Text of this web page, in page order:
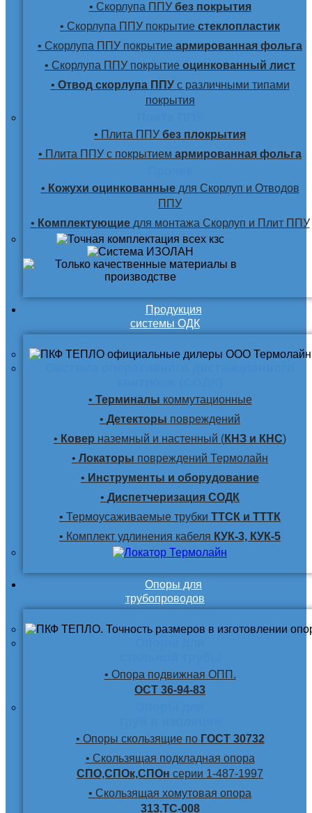
• Скорлупа ППУбез покрытия
• Скорлупа ППУ покрытие стеклопластик
• Скорлупа ППУ покрытие армированная фольга
• Скорлупа ППУ покрытие оцинкованный лист
• Отвод скорлупа ППУс различными типами
покрытия
• Плита ППУ без плокрытия
• Плита ППУ с покрытием армированная фольга
• Кожухи оцинкованные для Скорлуп и Отводов
ППУ
• Комплектующие для монтажа Скорлуп и Плит ППУ
Продукция
системы ОДК
• Терминалы коммутационные
• Детекторы повреждений
• Ковер наземный и настенный (КНЗ и КНС)
• Локаторы повреждений Термолайн
• Инструменты и оборудование
• Диспетчеризация СОДК
• Термоусаживаемые трубки ТТСК и ТТТК
• Комплект удлинения кабеля КУК-3, КУК-5
Опоры для
трубопроводов
• Опора подвижная ОПП.
ОСТ 36-94-83
• Опоры скользящие по ГОСТ 30732
• Скользящая подкладная опора
СПО,СПОк,СПОн серии 1-487-1997
• Скользящая хомутовая опора
313.ТС-008